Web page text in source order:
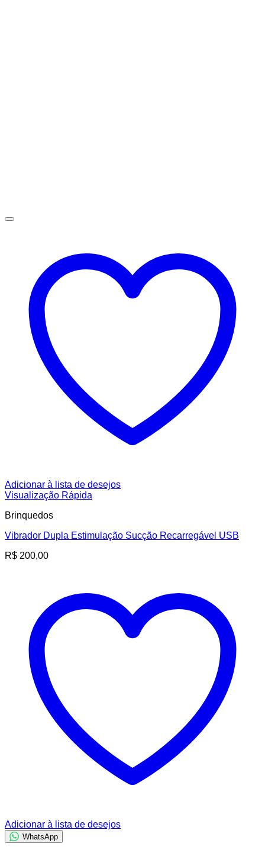
Adicionar à lista de desejos
Visualização Rápida
Brinquedos
Vibrador Dupla Estimulação Sucção Recarregável USB
R$ 200,00
Adicionar à lista de desejos
WhatsApp